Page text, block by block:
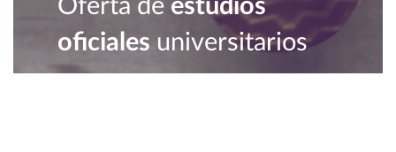
Oferta de estudios
oficiales universitarios